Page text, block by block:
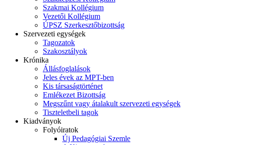
Szakmai Kollégium
Vezetői Kollégium
ÚPSZ Szerkesztőbizottság
Szervezeti egységek
Tagozatok
Szakosztályok
Krónika
Állásfoglalások
Jeles évek az MPT-ben
Kis társaságtörténet
Emlékezet Bizottság
Megszűnt vagy átalakult szervezeti egységek
Tiszteletbeli tagok
Kiadványok
Folyóiratok
Új Pedagógiai Szemle